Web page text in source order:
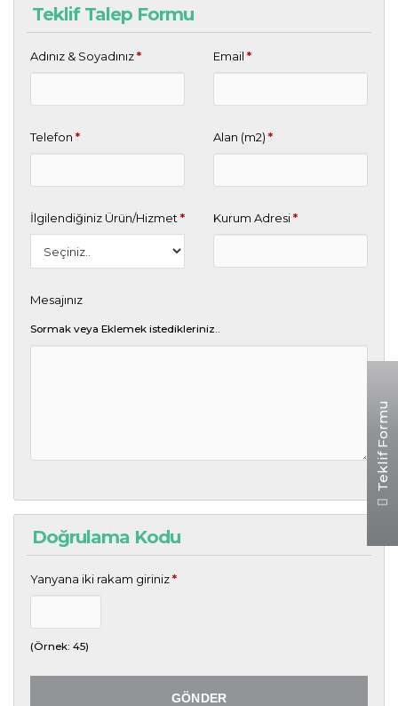
Teklif Talep Formu
Adınız & Soyadınız* Email *
Telefon * Alan (m2) *
İlgilendiğiniz Ürün/Hizmet * Kurum Adresi*
Mesajınız
Sormak veya Eklemek istedikleriniz..
Doğrulama Kodu
Yanyana iki rakam giriniz*
(Örnek: 45)
Teklif Formu